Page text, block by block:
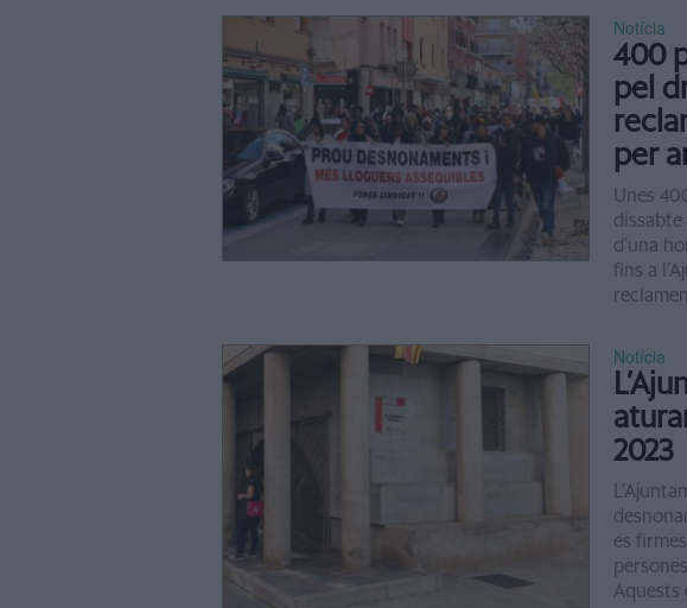
Notícia
400
pel
per
Unes
dissabte
d’una
fins a
reclamen
Notícia
2023
es
Aquests